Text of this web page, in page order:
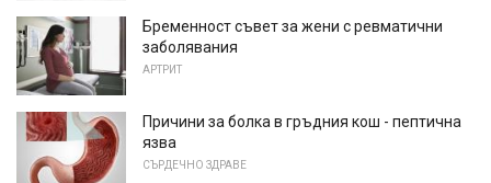
Бременност съвет за жени с ревматични
заболявания
АРТРИТ
Причини за болка в гръдния кош - пептична
язва
СЪРДЕЧНО ЗДРАВЕ